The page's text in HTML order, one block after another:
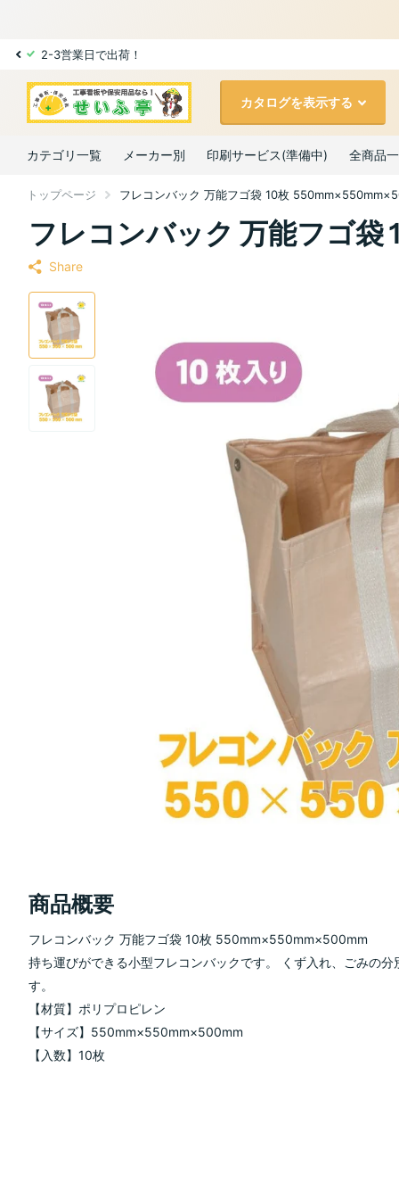
2-3営業日で出荷！
カタログを表示する
カテゴリ一覧 メーカー別 印刷サービス(準備中) 全商品
トップページ フレコンバック 万能フゴ袋 10枚
フレコンバック 万能フゴ
Share
商品概要
フレコンバック 万能フゴ袋 10枚 550mm×550mm×500mm
持ち運びができる小型フレコンバックです。 くず入れ、ごみの
す。
【材質】ポリプロピレン
【サイズ】550mm×550mm×500mm
【入数】10枚